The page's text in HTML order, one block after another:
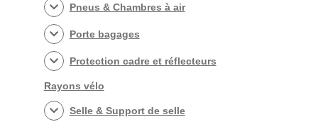
Pneus & Chambres à air
Porte bagages
Protection cadre et réflecteurs
Rayons vélo
Selle & Support de selle